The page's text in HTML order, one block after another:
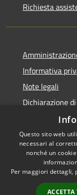
Richiesta
Informativa
Note legali
Dichiarazione
Accessibilità
Privacy
Questo sito web
necessari al
nonché un
Per maggiori dettagli,
ACCETTA